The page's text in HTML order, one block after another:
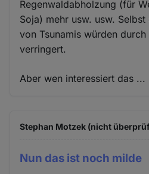
Regenwaldabholzung (für
Soja) mehr usw. usw.
von Tsunamis würden durch
verringert.
Aber wen interessiert das ...
Stephan Motzek (nicht
Nun das ist noch milde